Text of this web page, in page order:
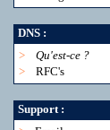
DNS :
>
Qu'est-ce ?
>
RFC's
Support :